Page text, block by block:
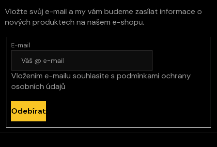
Vložte svůj e-mail a my vám budeme zasílat informace o
nových produktech na našem e-shopu.
E-mail
Vložením e-mailu souhlasíte s podmínkami ochrany
osobních údajů
Odebírat